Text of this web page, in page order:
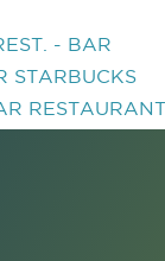
- BAR
STARBUCKS